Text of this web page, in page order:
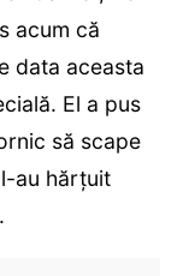
acum că
data aceasta
El a pus
să scape
au hărțuit